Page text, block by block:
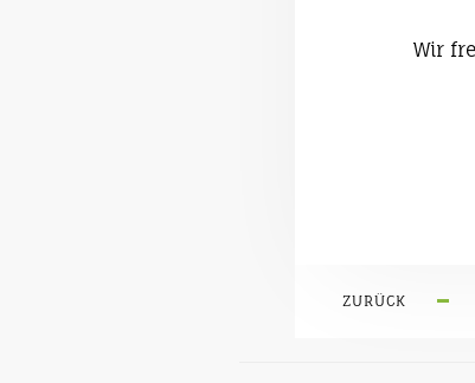
Wir
ZURÜCK